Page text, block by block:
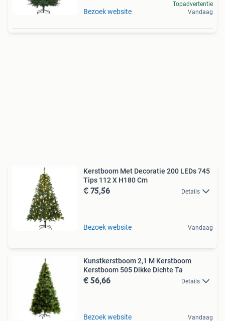
Bezoek website
Topadvertentie
Vandaag
Kerstboom Met Decoratie 200 LEDs 745
Tips 112 X H180 Cm
€ 75,56 Details
Bezoek website Vandaag
Kunstkerstboom 2,1 M Kerstboom
Kerstboom 505 Dikke Dichte Ta
€ 56,66 Details
Bezoek website Vandaag